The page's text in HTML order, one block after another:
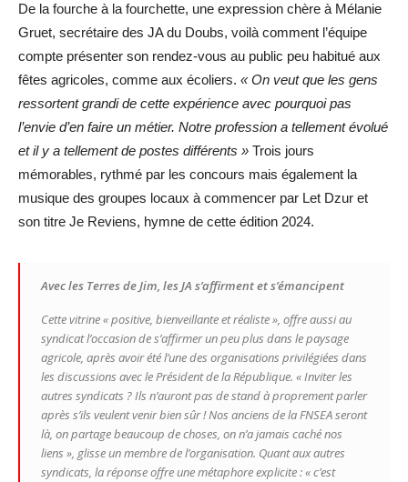
De la fourche à la fourchette, une expression chère à Mélanie
Gruet, secrétaire des JA du Doubs, voilà comment l’équipe
compte présenter son rendez-vous au public peu habitué aux
fêtes agricoles, comme aux écoliers. « On veut que les gens
ressortent grandi de cette expérience avec pourquoi pas
l’envie d’en faire un métier. Notre profession a tellement évolué
et il y a tellement de postes différents » Trois jours
mémorables, rythmé par les concours mais également la
musique des groupes locaux à commencer par Let Dzur et
son titre Je Reviens, hymne de cette édition 2024.
Avec les Terres de Jim, les JA s’affirment et s’émancipent
Cette vitrine « positive, bienveillante et réaliste », offre aussi au
syndicat l’occasion de s’affirmer un peu plus dans le paysage
agricole, après avoir été l’une des organisations privilégiées dans
les discussions avec le Président de la République. « Inviter les
autres syndicats ? Ils n’auront pas de stand à proprement parler
après s’ils veulent venir bien sûr ! Nos anciens de la FNSEA seront
là, on partage beaucoup de choses, on n’a jamais caché nos
liens », glisse un membre de l’organisation. Quant aux autres
syndicats, la réponse offre une métaphore explicite :« c’est